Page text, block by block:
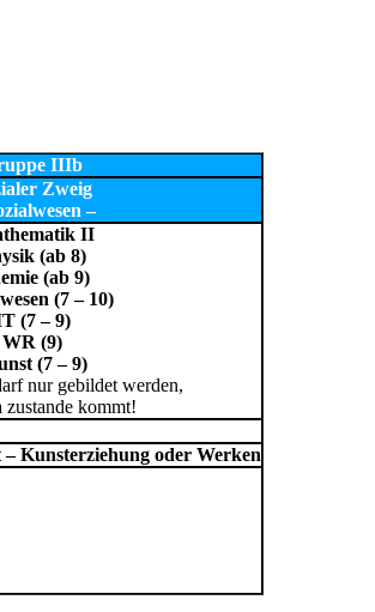
IIIb
Zweig
–
II
(ab 8)
(ab 9)
(7 – 10)
(7 – 9)
WR (9)
(7 – 9)
nur gebildet werden,
kommt!
Kunsterziehung oder Werken